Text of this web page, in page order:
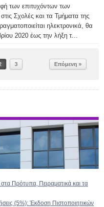
των επιτυχόντων των
Σχολές και τα Τμήματα της
ηλεκτρονικά, θα
2020 έως την λήξη τ...
3 Επόμενη »
Πρότυπα, Πειραματικά και τα
(5%): Έκδοση Πιστοποιητικών